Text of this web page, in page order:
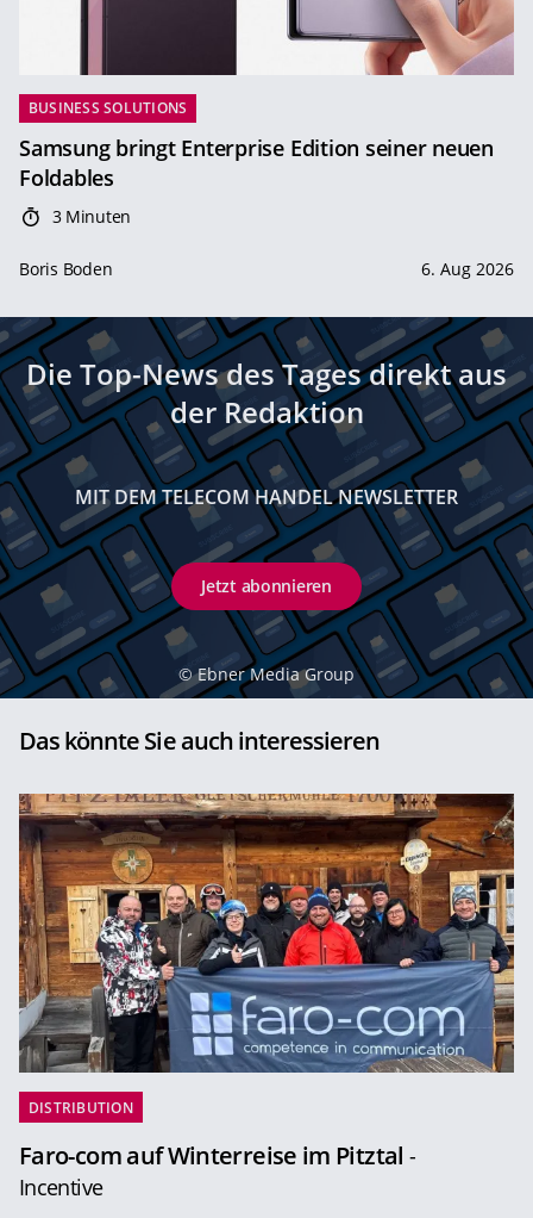
BUSINESS SOLUTIONS
Samsung bringt Enterprise Edition seiner neuen
Foldables
3 Minuten
Boris Boden 6. Aug 2026
Die Top-News des Tages direkt aus
der Redaktion
MIT DEM TELECOM HANDEL NEWSLETTER
Jetzt abonnieren
© Ebner Media Group
Das könnte Sie auch interessieren
DISTRIBUTION
Faro-com auf Winterreise im Pitztal -
Incentive